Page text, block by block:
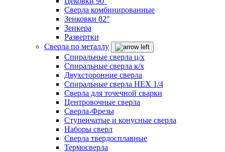
Сверла комбинированные
Зенковки 82°
Зенкера
Развертки
Сверла по металлу
Спиральные сверла ц/х
Спиральные сверла к/х
Двухсторонние сверла
Спиральные сверла HEX 1/4
Сверла для точечной сварки
Центровочные сверла
Сверла-Фрезы
Ступенчатые и конусные сверла
Наборы сверл
Сверла твердосплавные
Термосверла